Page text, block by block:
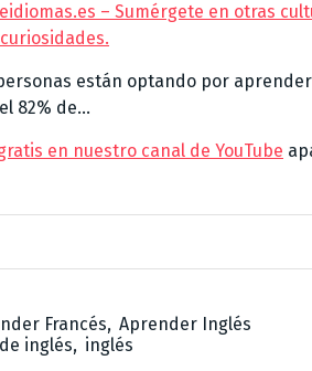
– Sumérgete en otras
están optando por
82% de...
en nuestro canal de YouTube
Francés, Aprender Inglés
inglés, inglés